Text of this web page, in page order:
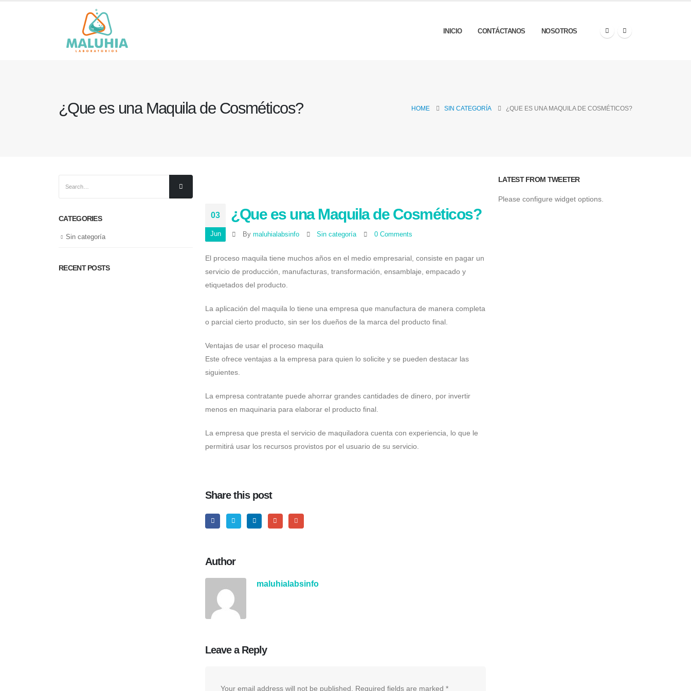
INICIO CONTÁCTANOS NOSOTROS
¿Que es una Maquila de Cosméticos? HOME SIN CATEGORÍA ¿QUE ES UNA MAQUILA DE COSMÉTICOS?
03
Jun
¿Que es una Maquila de Cosméticos?
By maluhialabsinfo Sin categoría 0 Comments
El proceso maquila tiene muchos años en el medio empresarial, consiste en pagar un
servicio de producción, manufacturas, transformación, ensamblaje, empacado y
etiquetados del producto.
La aplicación del maquila lo tiene una empresa que manufactura de manera completa
o parcial cierto producto, sin ser los dueños de la marca del producto final.
Ventajas de usar el proceso maquila
Este ofrece ventajas a la empresa para quien lo solicite y se pueden destacar las
siguientes.
La empresa contratante puede ahorrar grandes cantidades de dinero, por invertir
menos en maquinaria para elaborar el producto final.
La empresa que presta el servicio de maquiladora cuenta con experiencia, lo que le
permitirá usar los recursos provistos por el usuario de su servicio.
Share this post
Author
maluhialabsinfo
Leave a Reply
Your email address will not be published. Required fields are marked *
CATEGORIES
Sin categoría
RECENT POSTS
LATEST FROM TWEETER
Please configure widget options.